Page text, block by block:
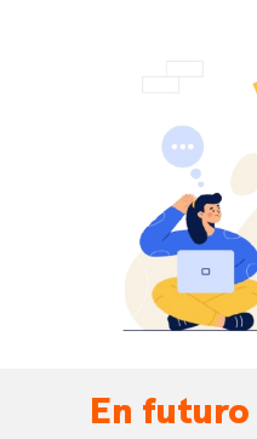
En futuro